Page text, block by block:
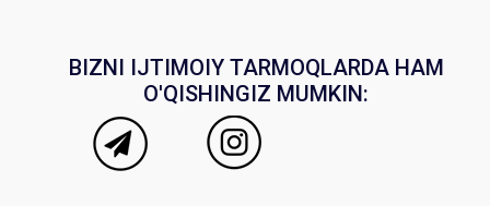
BIZNI IJTIMOIY TARMOQLARDA HAM
O'QISHINGIZ MUMKIN: